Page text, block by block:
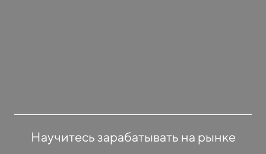
Научитесь зарабатывать на рынке